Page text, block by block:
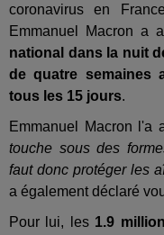
coronavirus en
Emmanuel Macron a
national dans la nuit
de quatre semaines
tous les 15 jours.
Emmanuel Macron l'a
touche sous des
faut donc protéger les
a également déclaré
Pour lui, les 1.9